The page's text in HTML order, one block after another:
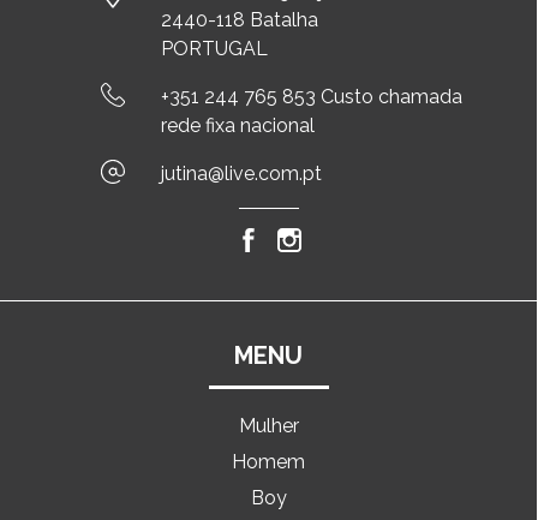
2440-118 Batalha
PORTUGAL
+351 244 765 853 Custo chamada
rede fixa nacional
jutina@live.com.pt
MENU
Mulher
Homem
Boy